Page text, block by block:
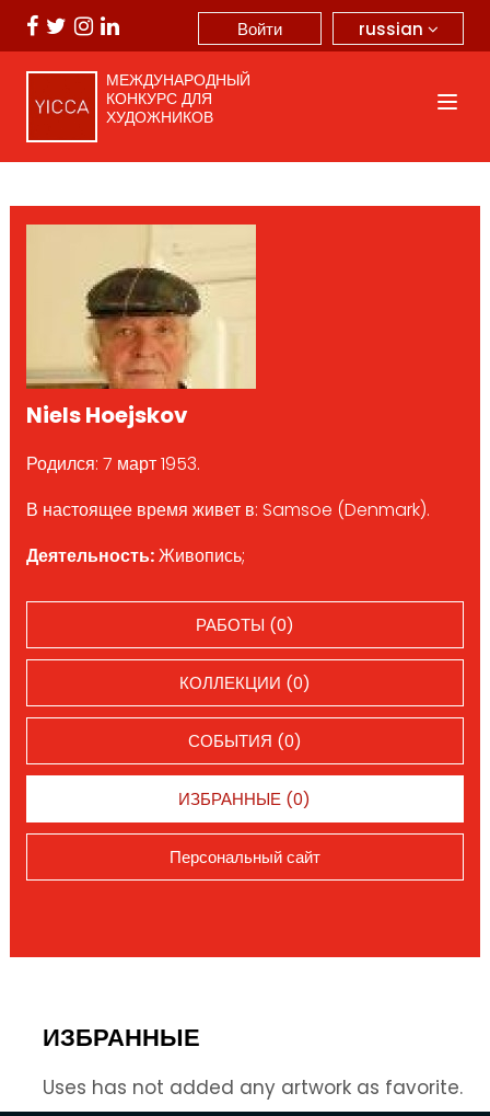
russian
Войти
МЕЖДУНАРОДНЫЙ
КОНКУРС ДЛЯ
ХУДОЖНИКОВ
Niels Hoejskov
Родился: 7 март 1953.
В настоящее время живет в: Samsoe (Denmark).
Деятельность:Живопись;
РАБОТЫ (0)
КОЛЛЕКЦИИ (0)
СОБЫТИЯ (0)
ИЗБРАННЫЕ (0)
Персональный сайт
ИЗБРАННЫЕ
Uses has not added any artwork as favorite.